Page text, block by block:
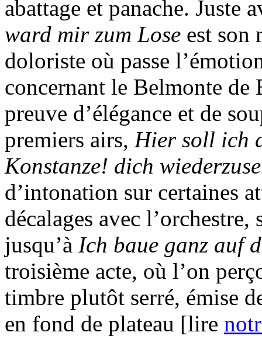
abattage et panache. Juste
ward mir zum Lose est son
doloriste où passe
concernant le Belmonte
preuve d’élégance et de
premiers airs, Hier soll ich
Konstanze! dich
d’intonation sur certaines
décalages avec
jusqu’à Ich baue ganz auf
troisième acte, où l’on
timbre plutôt serré, émise
en fond de plateau [lire